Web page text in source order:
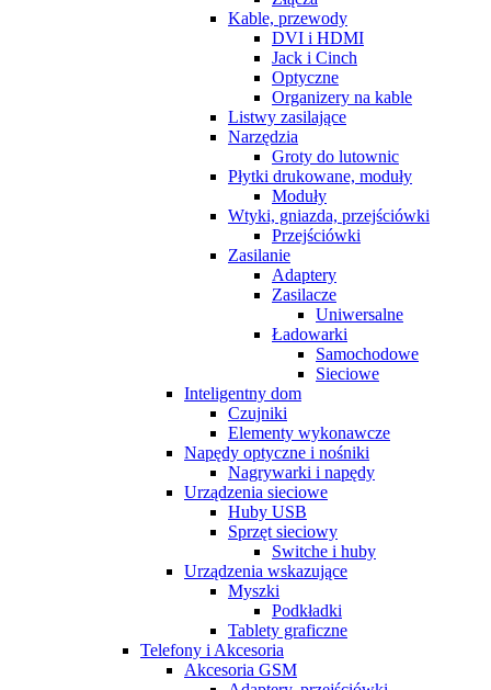
Kable, przewody
DVI i HDMI
Jack i Cinch
Optyczne
Organizery na kable
Listwy zasilające
Narzędzia
Groty do lutownic
Płytki drukowane, moduły
Moduły
Wtyki, gniazda, przejściówki
Przejściówki
Zasilanie
Adaptery
Zasilacze
Uniwersalne
Ładowarki
Samochodowe
Sieciowe
Inteligentny dom
Czujniki
Elementy wykonawcze
Napędy optyczne i nośniki
Nagrywarki i napędy
Urządzenia sieciowe
Huby USB
Sprzęt sieciowy
Switche i huby
Urządzenia wskazujące
Myszki
Podkładki
Tablety graficzne
Telefony i Akcesoria
Akcesoria GSM